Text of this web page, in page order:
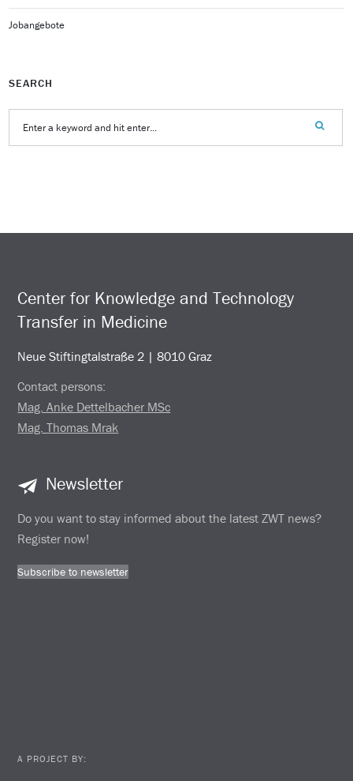
Jobangebote
SEARCH
Center for Knowledge and Technology
Transfer in Medicine
Neue Stiftingtalstraße 2 | 8010 Graz
Contact persons:
Mag. Anke Dettelbacher MSc
Mag. Thomas Mrak
Newsletter
Do you want to stay informed about the latest ZWT news?
Register now!
Subscribe to newsletter
A PROJECT BY: